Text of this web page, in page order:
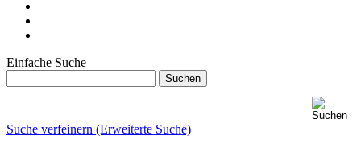
Einfache Suche
Suche verfeinern (Erweiterte Suche)